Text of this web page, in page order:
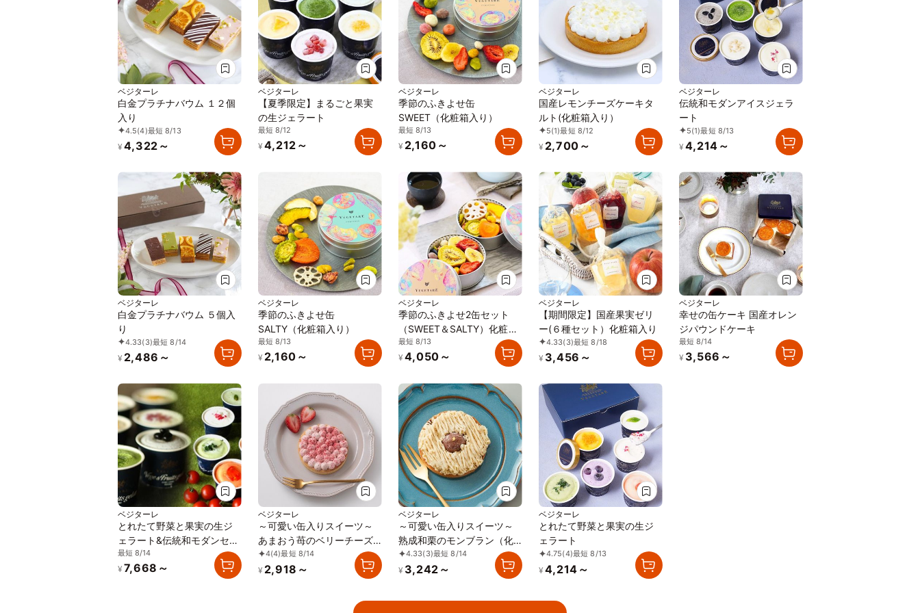
ベジターレ
白金プラチナバウム １２個
入り
4.5(4)最短 8/13
¥ 4,322～
ベジターレ
【夏季限定】まるごと果実
の生ジェラート
最短 8/12
¥ 4,212～
ベジターレ
季節のふきよせ缶
SWEET（化粧箱入り）
最短 8/13
¥ 2,160～
ベジターレ
国産レモンチーズケーキタ
ルト(化粧箱入り）
5(1)最短 8/12
¥ 2,700～
ベジターレ
伝統和モダンアイスジェラ
ート
5(1)最短 8/13
¥ 4,214～
ベジターレ
白金プラチナバウム ５個入
り
4.33(3)最短 8/14
¥ 2,486～
ベジターレ
季節のふきよせ缶
SALTY（化粧箱入り）
最短 8/13
¥ 2,160～
ベジターレ
季節のふきよせ2缶セット
（SWEET＆SALTY）化粧箱
入り
最短 8/13
¥ 4,050～
ベジターレ
【期間限定】国産果実ゼリ
ー(６種セット）化粧箱入り
4.33(3)最短 8/18
¥ 3,456～
ベジターレ
幸せの缶ケーキ 国産オレン
ジパウンドケーキ
最短 8/14
¥ 3,566～
ベジターレ
とれたて野菜と果実の生ジ
ェラート&伝統和モダンセッ
ト
最短 8/14
¥ 7,668～
ベジターレ
～可愛い缶入りスイーツ～
あまおう苺のベリーチーズ
ケーキタルト（化粧箱入
り）
4(4)最短 8/14
¥ 2,918～
ベジターレ
～可愛い缶入りスイーツ～
熟成和栗のモンブラン（化
粧箱入り）
4.33(3)最短 8/14
¥ 3,242～
ベジターレ
とれたて野菜と果実の生ジ
ェラート
4.75(4)最短 8/13
¥ 4,214～